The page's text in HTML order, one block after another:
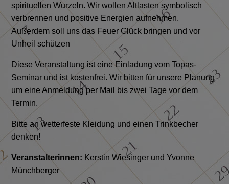
spirituellen Wurzeln. Wir wollen Altlasten symbolisch
verbrennen und positive Energien aufnehmen.
Außerdem soll uns das Feuer Glück bringen und vor
Unheil schützen
Diese Veranstaltung ist eine Einladung vom Topas-
Seminar und ist kostenfrei. Wir bitten für unsere Planung
um eine Anmeldung per Mail bis zwei Tage vor dem
Termin.
Bitte an wetterfeste Kleidung und einen Trinkbecher
denken!
Veranstalterinnen: Kerstin Wiesinger und Yvonne
Münchberger